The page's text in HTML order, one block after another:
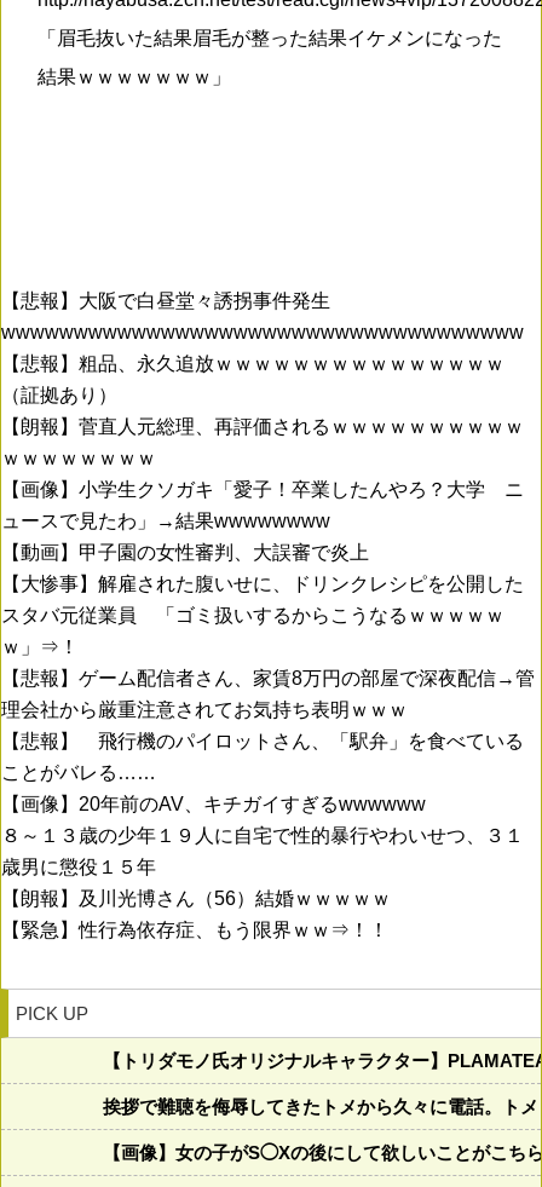
「眉毛抜いた結果眉毛が整った結果イケメンになった
結果ｗｗｗｗｗｗｗ」
【悲報】大阪で白昼堂々誘拐事件発生
wwwwwwwwwwwwwwwwwwwwwwwwwwwwwwwwwwww
【悲報】粗品、永久追放ｗｗｗｗｗｗｗｗｗｗｗｗｗｗｗ
（証拠あり）
【朗報】菅直人元総理、再評価されるｗｗｗｗｗｗｗｗｗｗ
ｗｗｗｗｗｗｗｗ
【画像】小学生クソガキ「愛子！卒業したんやろ？大学 ニ
ュースで見たわ」→結果wwwwwwww
【動画】甲子園の女性審判、大誤審で炎上
【大惨事】解雇された腹いせに、ドリンクレシピを公開した
スタバ元従業員 「ゴミ扱いするからこうなるｗｗｗｗｗ
ｗ」⇒！
【悲報】ゲーム配信者さん、家賃8万円の部屋で深夜配信→管
理会社から厳重注意されてお気持ち表明ｗｗｗ
【悲報】 飛行機のパイロットさん、「駅弁」を食べている
ことがバレる……
【画像】20年前のAV、キチガイすぎるwwwwww
８～１３歳の少年１９人に自宅で性的暴行やわいせつ、３１
歳男に懲役１５年
【朗報】及川光博さん（56）結婚ｗｗｗｗｗ
【緊急】性行為依存症、もう限界ｗｗ⇒！！
PICK UP
【トリダモノ氏オリジナルキャラクター】
挨拶で難聴を侮辱してきたトメから久々に電話。ト
【画像】女の子がS◯Xの後にして欲しいことがこち